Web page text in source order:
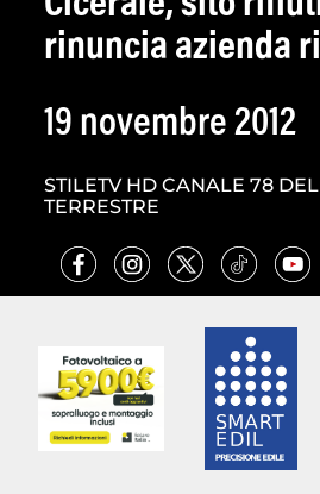
rinuncia azienda
19 novembre 2012
STILETV HD CANALE 78
TERRESTRE